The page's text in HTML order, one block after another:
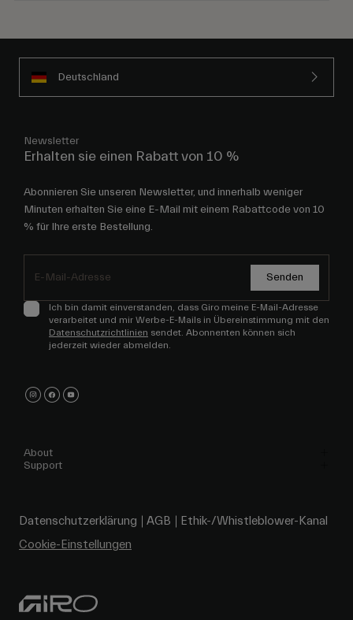
Deutschland
Newsletter
Erhalten sie einen Rabatt von 10 %
Abonnieren Sie unseren Newsletter, und innerhalb weniger
Minuten erhalten Sie eine E-Mail mit einem Rabattcode von 10
% für Ihre erste Bestellung.
Senden
Ich bin damit einverstanden, dass Giro meine E-Mail-Adresse
verarbeitet und mir Werbe-E-Mails in Übereinstimmung mit den
Datenschutzrichtlinien sendet. Abonnenten können sich
jederzeit wieder abmelden.
About
Support
Datenschutzerklärung AGB
Ethik-/Whistleblower-Kanal
Cookie-Einstellungen